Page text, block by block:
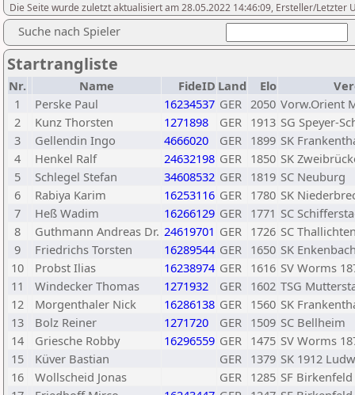
Die Seite wurde zuletzt aktualisiert am 28.05.2022 14:46:09, Ersteller/Letzter
Suche nach Spieler
Startrangliste
Nr. Name FideID Land Elo
1
Perske Paul 16234537 GER 2050 Vorw.Orient
2
Kunz Thorsten 1271898 GER 1913 SG Speyer-
3
Gellendin Ingo 4666020 GER 1899 SK
4
Henkel Ralf 24632198 GER 1850 SK
5
Schlegel Stefan 34608532 GER 1819 SC Neuburg
6
Rabiya Karim 16253116 GER 1780 SK
7
Heß Wadim 16266129 GER 1771 SC
8
Guthmann Andreas Dr. 24619701 GER 1726 SC
9
Friedrichs Torsten 16289544 GER 1650 SK
10
Probst Ilias 16238974 GER 1616 SV Worms
11
Windecker Thomas 1271932 GER 1602 TSG
12
Morgenthaler Nick 16286138 GER 1560 SK
13
Bolz Reiner 1271720 GER 1509 SC Bellheim
14
Griesche Robby 16296559 GER 1475 SV Worms
15
Küver Bastian GER 1379 SK 1912
16
Wollscheid Jonas GER 1285 SF Birkenfeld